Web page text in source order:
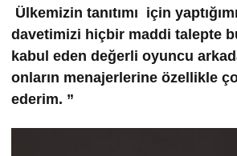
Ülkemizin tanıtımı için
davetimizi hiçbir maddi talepte
kabul eden değerli oyuncu
onların menajerlerine özellikle
ederim. ”